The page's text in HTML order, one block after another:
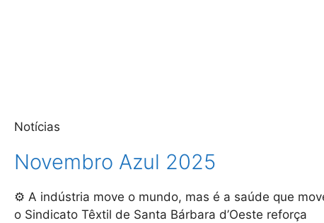
Notícias
Novembro Azul 2025
⚙️ A indústria move o mundo, mas é a saúde que
o Sindicato Têxtil de Santa Bárbara d’Oeste reforça